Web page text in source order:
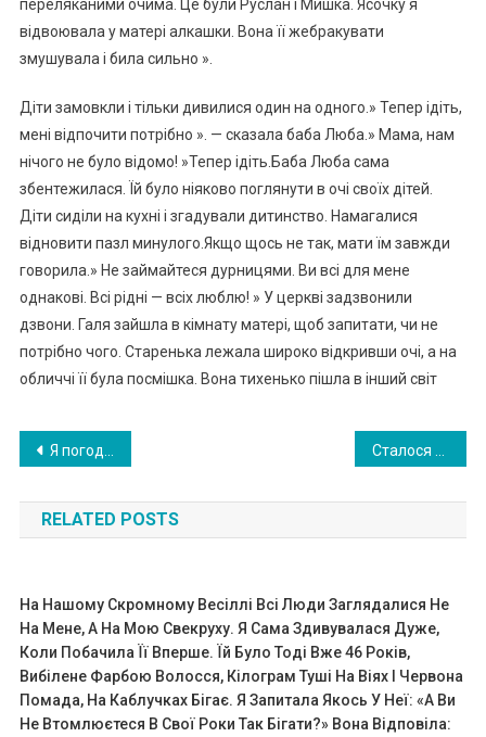
переляканими очима. Це були Руслан і Мишка. Ясочку я
відвоювала у матері алкашки. Вона її жебракувати
змушувала і била сильно ».
Діти замовкли і тільки дивилися один на одного.» Тепер ідіть,
мені відпочити потрібно ». — сказала баба Люба.» Мама, нам
нічого не було відомо! »Тепер ідіть.Баба Люба сама
збентежилася. Їй було ніяково поглянути в очі своїх дітей.
Діти сиділи на кухні і згадували дитинство. Намагалися
відновити пазл минулого.Якщо щось не так, мати їм завжди
говорила.» Не займайтеся дурницями. Ви всі для мене
однакові. Всі рідні — всіх люблю! » У церкві задзвонили
дзвони. Галя зайшла в кімнату матері, щоб запитати, чи не
потрібно чого. Старенька лежала широко відкривши очі, а на
обличчі її була посмішка. Вона тихенько пішла в інший світ
Навигация
по
записям
Я погодилася забрати онука до себе на кілька днів, але нова дружина мого сина обурилася. Як же мені вчинити в такій ситуації?
RELATED POSTS
На Нашому Скромному Весіллі Всі Люди Заглядалися Не
На Мене, А На Мою Свекруху. Я Сама Здивувалася Дуже,
Коли Побачила Її Вперше. Їй Було Тоді Вже 46 Років,
Вибілене Фарбою Волосся, Кілограм Туші На Віях І Червона
Помада, На Каблучках Бігає. Я Запитала Якось У Неї: «А Ви
Не Втомлюєтеся В Свої Роки Так Бігати?» Вона Відповіла: